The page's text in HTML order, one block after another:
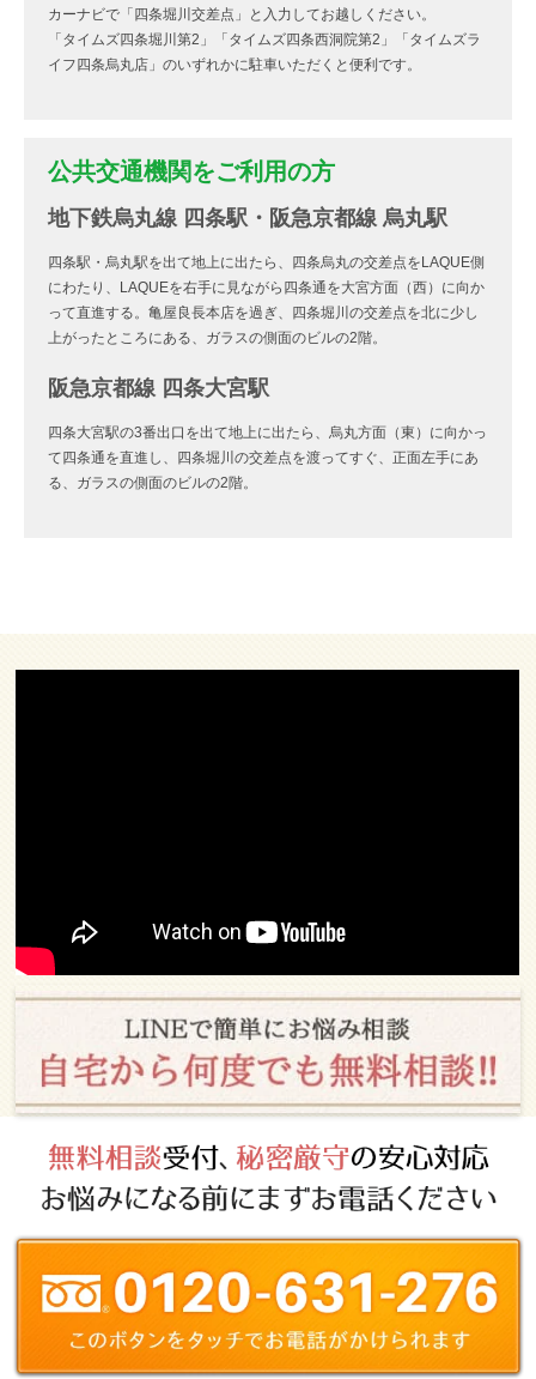
カーナビで「四条堀川交差点」と入力してお越しください。
「タイムズ四条堀川第2」「タイムズ四条西洞院第2」「タイムズラ
イフ四条烏丸店」のいずれかに駐車いただくと便利です。
公共交通機関をご利用の方
地下鉄烏丸線 四条駅・阪急京都線 烏丸駅
四条駅・烏丸駅を出て地上に出たら、四条烏丸の交差点をLAQUE側
にわたり、LAQUEを右手に見ながら四条通を大宮方面（西）に向か
って直進する。亀屋良長本店を過ぎ、四条堀川の交差点を北に少し
上がったところにある、ガラスの側面のビルの2階。
阪急京都線 四条大宮駅
四条大宮駅の3番出口を出て地上に出たら、烏丸方面（東）に向かっ
て四条通を直進し、四条堀川の交差点を渡ってすぐ、正面左手にあ
る、ガラスの側面のビルの2階。